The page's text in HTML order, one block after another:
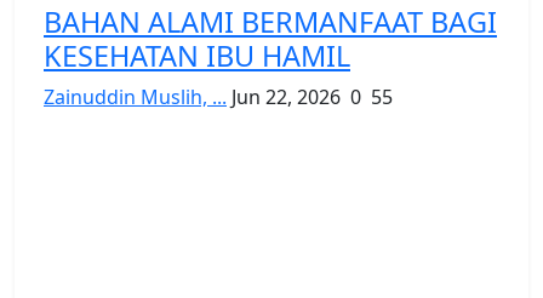
BAHAN ALAMI BERMANFAAT BAGI
KESEHATAN IBU HAMIL
Zainuddin Muslih, ... Jun 22, 2026 0 55